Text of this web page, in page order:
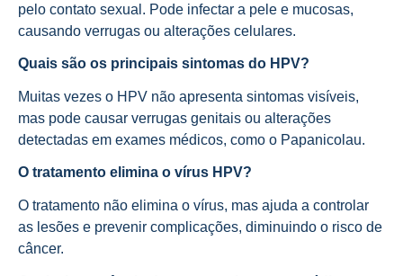
pelo contato sexual. Pode infectar a pele e mucosas,
causando verrugas ou alterações celulares.
Quais são os principais sintomas do HPV?
Muitas vezes o HPV não apresenta sintomas visíveis,
mas pode causar verrugas genitais ou alterações
detectadas em exames médicos, como o Papanicolau.
O tratamento elimina o vírus HPV?
O tratamento não elimina o vírus, mas ajuda a controlar
as lesões e prevenir complicações, diminuindo o risco de
câncer.